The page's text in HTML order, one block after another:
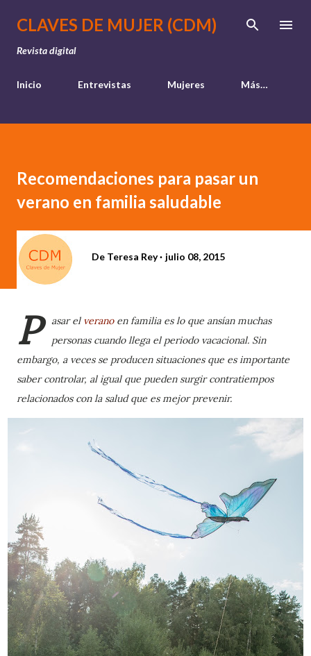
Ir al contenido principal
CLAVES DE MUJER (CDM)
Revista digital
Inicio Entrevistas Mujeres Más…
Recomendaciones para pasar un
verano en familia saludable
De Teresa Rey julio 08, 2015
P asar el verano en familia es lo que ansían muchas
personas cuando llega el periodo vacacional. Sin
embargo, a veces se producen situaciones que es importante
saber controlar, al igual que pueden surgir contratiempos
relacionados con la salud que es mejor prevenir.